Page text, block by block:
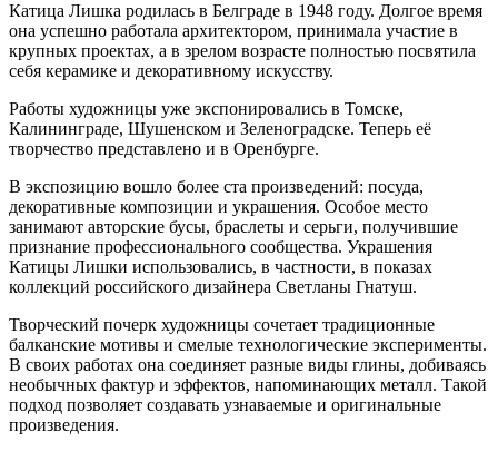
Катица Лишка родилась в Белграде в 1948 году. Долгое время
она успешно работала архитектором, принимала участие в
крупных проектах, а в зрелом возрасте полностью посвятила
себя керамике и декоративному искусству.
Работы художницы уже экспонировались в Томске,
Калининграде, Шушенском и Зеленоградске. Теперь её
творчество представлено и в Оренбурге.
В экспозицию вошло более ста произведений: посуда,
декоративные композиции и украшения. Особое место
занимают авторские бусы, браслеты и серьги, получившие
признание профессионального сообщества. Украшения
Катицы Лишки использовались, в частности, в показах
коллекций российского дизайнера Светланы Гнатуш.
Творческий почерк художницы сочетает традиционные
балканские мотивы и смелые технологические эксперименты.
В своих работах она соединяет разные виды глины, добиваясь
необычных фактур и эффектов, напоминающих металл. Такой
подход позволяет создавать узнаваемые и оригинальные
произведения.